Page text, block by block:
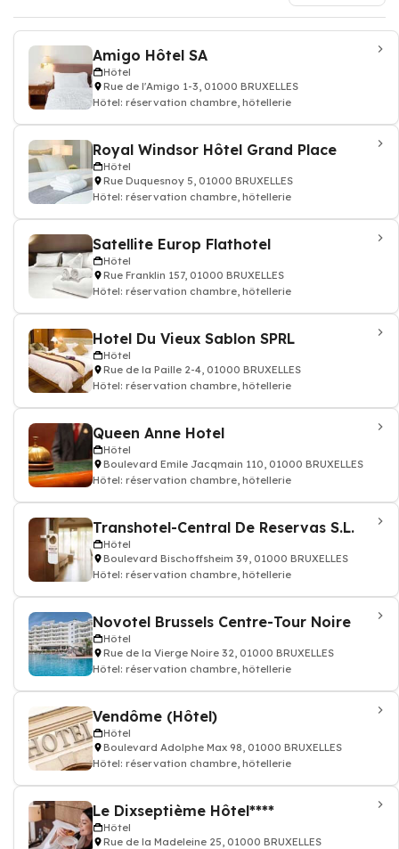
Amigo Hôtel SA
Hôtel
Rue de l'Amigo 1-3, 01000 BRUXELLES
Hôtel: réservation chambre, hôtellerie
Royal Windsor Hôtel Grand Place
Hôtel
Rue Duquesnoy 5, 01000 BRUXELLES
Hôtel: réservation chambre, hôtellerie
Satellite Europ Flathotel
Hôtel
Rue Franklin 157, 01000 BRUXELLES
Hôtel: réservation chambre, hôtellerie
Hotel Du Vieux Sablon SPRL
Hôtel
Rue de la Paille 2-4, 01000 BRUXELLES
Hôtel: réservation chambre, hôtellerie
Queen Anne Hotel
Hôtel
Boulevard Emile Jacqmain 110, 01000 BRUXELLES
Hôtel: réservation chambre, hôtellerie
Transhotel-Central De Reservas S.L.
Hôtel
Boulevard Bischoffsheim 39, 01000 BRUXELLES
Hôtel: réservation chambre, hôtellerie
Novotel Brussels Centre-Tour Noire
Hôtel
Rue de la Vierge Noire 32, 01000 BRUXELLES
Hôtel: réservation chambre, hôtellerie
Vendôme (Hôtel)
Hôtel
Boulevard Adolphe Max 98, 01000 BRUXELLES
Hôtel: réservation chambre, hôtellerie
Le Dixseptième Hôtel****
Hôtel
Rue de la Madeleine 25, 01000 BRUXELLES